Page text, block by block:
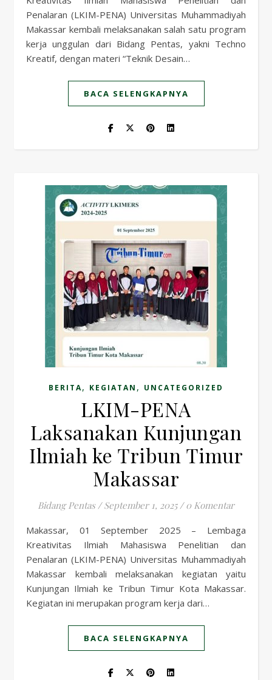
Penalaran (LKIM-PENA) Universitas Muhammadiyah
Makassar kembali melaksanakan salah satu program
kerja unggulan dari Bidang Pentas, yakni Techno
Kreatif, dengan materi “Teknik Desain…
BACA SELENGKAPNYA
BERITA, KEGIATAN , UNCATEGORIZED
LKIM-PENA
Laksanakan Kunjungan
Ilmiah ke Tribun Timur
Makassar
Bidang Pentas / September 1, 2025 / 0 Komentar
Makassar, 01 September 2025 – Lembaga
Kreativitas Ilmiah Mahasiswa Penelitian dan
Penalaran (LKIM-PENA) Universitas Muhammadiyah
Makassar kembali melaksanakan kegiatan yaitu
Kunjungan Ilmiah ke Tribun Timur Kota Makassar.
Kegiatan ini merupakan program kerja dari…
BACA SELENGKAPNYA